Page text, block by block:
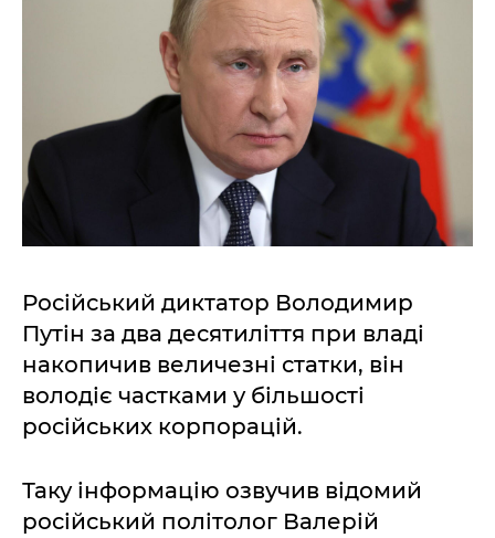
Російський диктатор Володимир
Путін за два десятиліття при владі
накопичив величезні статки, він
володіє частками у більшості
російських корпорацій.
Таку інформацію озвучив відомий
російський політолог Валерій